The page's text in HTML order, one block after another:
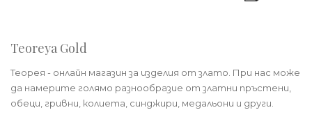
Teoreya Gold
Теорея - онлайн магазин за изделия от злато. При нас може
да намерите голямо разнообразие от златни пръстени,
обеци, гривни, колиета, синджири, медальони и други.